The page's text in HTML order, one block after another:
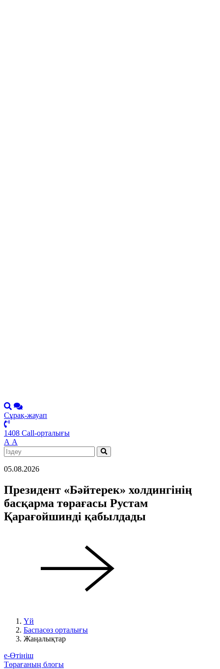
Сұрақ-жауап
1408 Call-орталығы
А А
05.08.2026
Президент «Бәйтерек» холдингінің
басқарма төрағасы Рустам
Қарағойшинді қабылдады
Үй
Баспасөз орталығы
Жаңалықтар
е-Өтініш
Төрағаның блогы